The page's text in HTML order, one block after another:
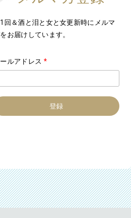
回＆酒と泪と女と女更新時にメルマ
お届けしています。
ルアドレス *